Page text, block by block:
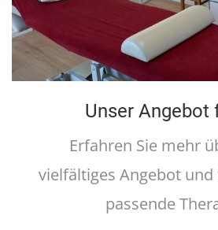
Unser Angebot
Erfahren Sie mehr
vielfältiges Angebot und
passende